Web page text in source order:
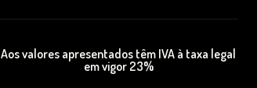
Aos valores apresentados têm IVA à taxa legal
em vigor 23%